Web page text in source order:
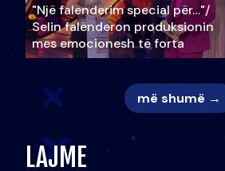
"Një falenderim special për…"/
Selin falënderon produksionin
mes emocionesh të forta
më shumë →
LAJME